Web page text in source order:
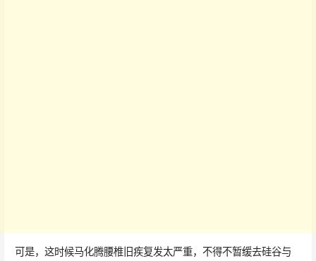
可是，这时候马化腾腰椎旧疾复发太严重，不得不暂缓去硅谷与